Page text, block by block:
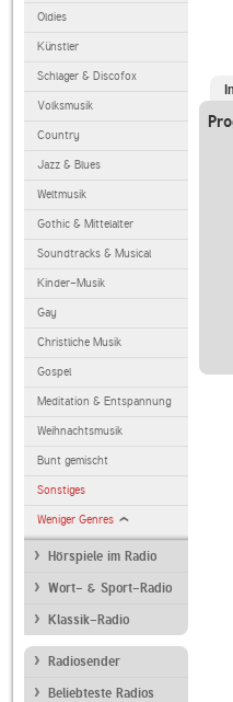
Oldies
Künstler
Schlager & Discofox
Volksmusik
Country
Jazz & Blues
Weltmusik
Gothic & Mittelalter
Soundtracks & Musical
Kinder-Musik
Gay
Christliche Musik
Gospel
Meditation & Entspannung
Weihnachtsmusik
Bunt gemischt
Sonstiges
Weniger Genres
Hörspiele im Radio
Wort- & Sport-Radio
Klassik-Radio
Radiosender
Beliebteste Radios